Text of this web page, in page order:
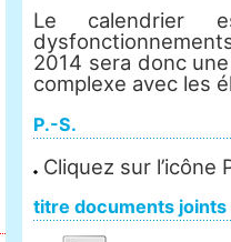
Le calendrier
2014 sera donc
complexe avec les
P.-S.
Cliquez sur
titre documents joints